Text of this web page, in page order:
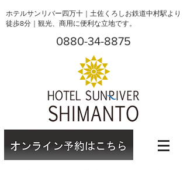
ホテルサンリバー四万十｜土佐くろしお鉄道中村駅より
徒歩8分｜観光、商用に便利な立地です。
0880-34-8875